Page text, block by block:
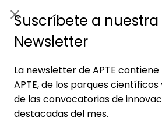
Suscríbete a nuestra
Newsletter
La newsletter de APTE
APTE, de los parques
de las convocatorias de
destacadas del mes.